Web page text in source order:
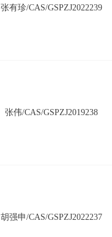
张有珍/CAS/GSPZJ2022239
张伟/CAS/GSPZJ2019238
胡强申/CAS/GSPZJ2022237